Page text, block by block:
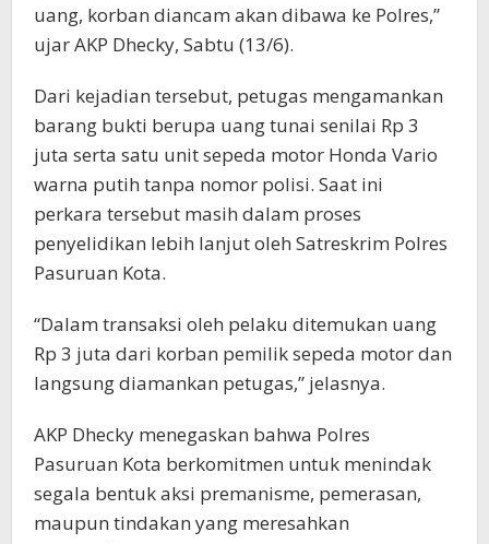
uang, korban diancam akan dibawa ke Polres,”
ujar AKP Dhecky, Sabtu (13/6).
Dari kejadian tersebut, petugas mengamankan
barang bukti berupa uang tunai senilai Rp 3
juta serta satu unit sepeda motor Honda Vario
warna putih tanpa nomor polisi. Saat ini
perkara tersebut masih dalam proses
penyelidikan lebih lanjut oleh Satreskrim Polres
Pasuruan Kota.
“Dalam transaksi oleh pelaku ditemukan uang
Rp 3 juta dari korban pemilik sepeda motor dan
langsung diamankan petugas,” jelasnya.
AKP Dhecky menegaskan bahwa Polres
Pasuruan Kota berkomitmen untuk menindak
segala bentuk aksi premanisme, pemerasan,
maupun tindakan yang meresahkan